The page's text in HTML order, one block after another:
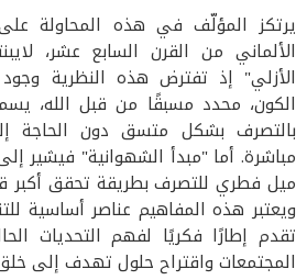
يرتكز المؤلّف في هذه المحاولة
الألماني من القرن السابع عشر،
الأزلي" إذ تفترض هذه النظرية
الكون، محدد مسبقًا من قبل الله،
بالتصرف بشكل متسق دون الحاجة
مباشرة. أما "مبدأ الشهوانية" فيشير
ميل فطري للتصرف بطريقة تحقق أكبر
ويعتبر هذه المفاهيم عناصر أساسية
تقدم إطارًا فكريًا لفهم التحديات
المجتمعات واقتراح حلول تهدف إلى